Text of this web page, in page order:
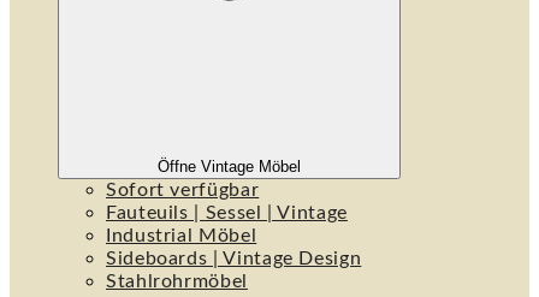
Öffne Vintage Möbel
Sofort verfügbar
Fauteuils | Sessel | Vintage
Industrial Möbel
Sideboards | Vintage Design
Stahlrohrmöbel